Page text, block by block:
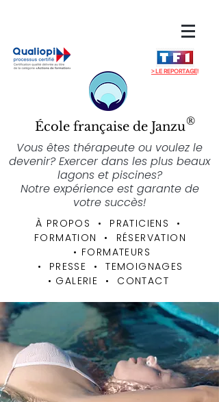
> LE REPORTAGE!
École française de Janzu®
Vous êtes thérapeute ou voulez le
devenir? Exercer dans les plus beaux
lagons et piscines?
Notre expérience est garante de
votre succès!
À PROPOS • PRATICIENS •
FORMATION
•
RÉSERVATION
• FORMATEURS
• PRESSE • TEMOIGNAGES
• GALERIE • CONTACT